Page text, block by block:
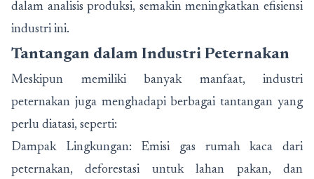
dalam analisis produksi, semakin meningkatkan efisiensi
industri ini.
Tantangan dalam Industri Peternakan
Meskipun memiliki banyak manfaat, industri
peternakan juga menghadapi berbagai tantangan yang
perlu diatasi, seperti:
Dampak Lingkungan: Emisi gas rumah kaca dari
peternakan, deforestasi untuk lahan pakan, dan